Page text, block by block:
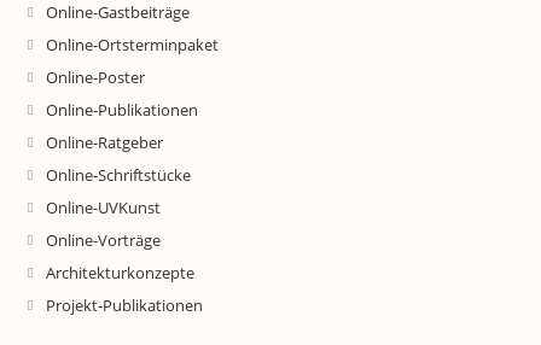
Online-Gastbeiträge
Online-Ortsterminpaket
Online-Poster
Online-Publikationen
Online-Ratgeber
Online-Schriftstücke
Online-UVKunst
Online-Vorträge
Architekturkonzepte
Projekt-Publikationen